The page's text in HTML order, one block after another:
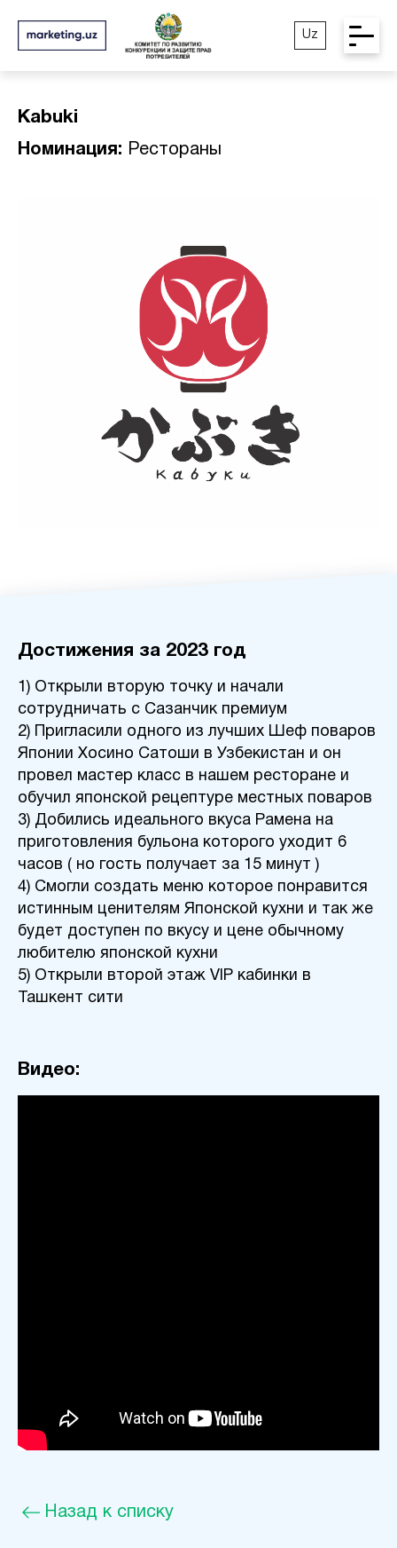
Uz
Kabuki
Номинация: Рестораны
Достижения за 2023 год
1) Открыли вторую точку и начали
сотрудничать с Сазанчик премиум
2) Пригласили одного из лучших Шеф поваров
Японии Хосино Сатоши в Узбекистан и он
провел мастер класс в нашем ресторане и
обучил японской рецептуре местных поваров
3) Добились идеального вкуса Рамена на
приготовления бульона которого уходит 6
часов ( но гость получает за 15 минут )
4) Смогли создать меню которое понравится
истинным ценителям Японской кухни и так же
будет доступен по вкусу и цене обычному
любителю японской кухни
5) Открыли второй этаж VIP кабинки в
Ташкент сити
Видео:
Назад к списку